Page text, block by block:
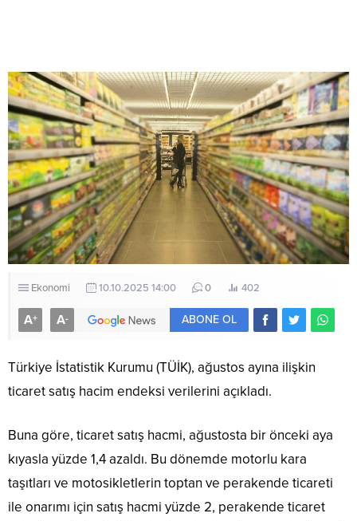
Ekonomi 10.10.2025 14:00 0 402
A+ A- ABONE OL
Türkiye İstatistik Kurumu (TÜİK), ağustos ayına ilişkin
ticaret satış hacim endeksi verilerini açıkladı.
Buna göre, ticaret satış hacmi, ağustosta bir önceki aya
kıyasla yüzde 1,4 azaldı. Bu dönemde motorlu kara
taşıtları ve motosikletlerin toptan ve perakende ticareti
ile onarımı için satış hacmi yüzde 2, perakende ticaret